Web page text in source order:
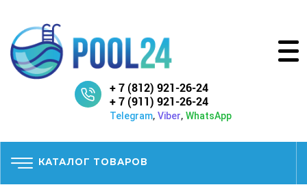
+ 7 (812) 921-26-24
+ 7 (911) 921-26-24
Telegram, Viber, WhatsApp
КАТАЛОГ ТОВАРОВ